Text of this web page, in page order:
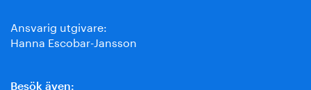
Ansvarig utgivare:
Hanna Escobar-Jansson
Besök även: